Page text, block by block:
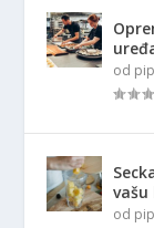
od
vašu
od